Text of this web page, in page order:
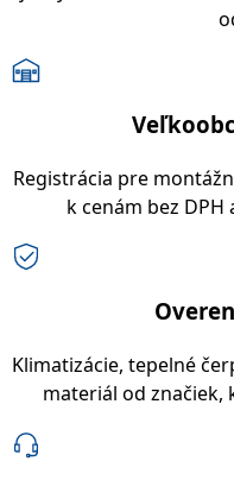
Registrácia pre
k cenám bez
Klimatizácie, tepelné
materiál od značiek,